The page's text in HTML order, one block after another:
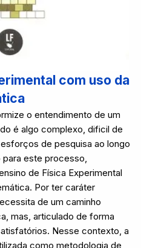
com uso da
o entendimento de um
é algo complexo, dificil de
de pesquisa ao longo
este processo,
de Física Experimental
Por ter caráter
de um caminho
mas, articulado de forma
Nesse contexto, a
como metodologia de